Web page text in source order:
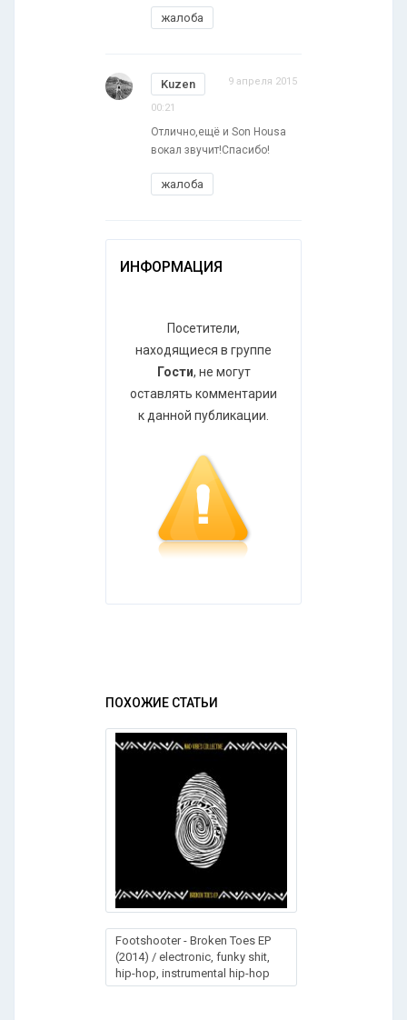
жалоба
Kuzen 9 апреля 2015
00:21
Отлично,ещё и Son Housa
вокал звучит!Спасибо!
жалоба
ИНФОРМАЦИЯ
Посетители,
находящиеся в группе
Гости, не могут
оставлять комментарии
к данной публикации.
ПОХОЖИЕ СТАТЬИ
Footshooter - Broken Toes EP
(2014) / electronic, funky shit,
hip-hop, instrumental hip-hop